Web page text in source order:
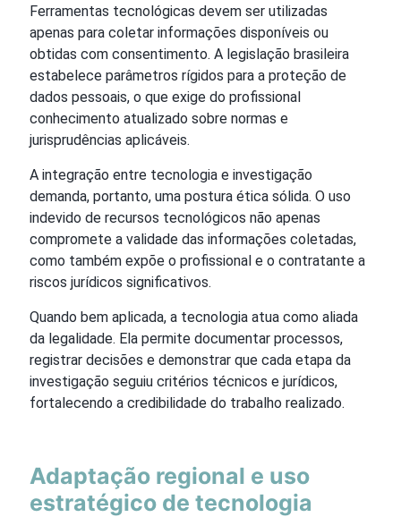
Ferramentas tecnológicas devem ser utilizadas
apenas para coletar informações disponíveis ou
obtidas com consentimento. A legislação brasileira
estabelece parâmetros rígidos para a proteção de
dados pessoais, o que exige do profissional
conhecimento atualizado sobre normas e
jurisprudências aplicáveis.
A integração entre tecnologia e investigação
demanda, portanto, uma postura ética sólida. O uso
indevido de recursos tecnológicos não apenas
compromete a validade das informações coletadas,
como também expõe o profissional e o contratante a
riscos jurídicos significativos.
Quando bem aplicada, a tecnologia atua como aliada
da legalidade. Ela permite documentar processos,
registrar decisões e demonstrar que cada etapa da
investigação seguiu critérios técnicos e jurídicos,
fortalecendo a credibilidade do trabalho realizado.
Adaptação regional e uso
estratégico de tecnologia